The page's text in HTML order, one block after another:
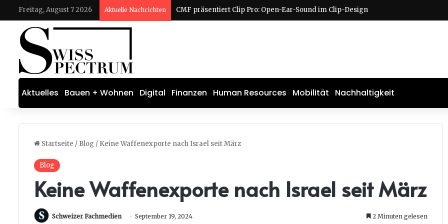
Freitag, August 7 2026 Aktuelle Nachrichten
Aktuelles Bauen + Wohnen Digital Finanzen Human Resources Mobilität Nachhaltigkeit
Startseite / Blog / Keine Waffenexporte nach Israel seit März
Blog
Keine Waffenexporte nach Israel seit März
Schweizer Fachmedien September 19, 2024 2 Minuten gelesen